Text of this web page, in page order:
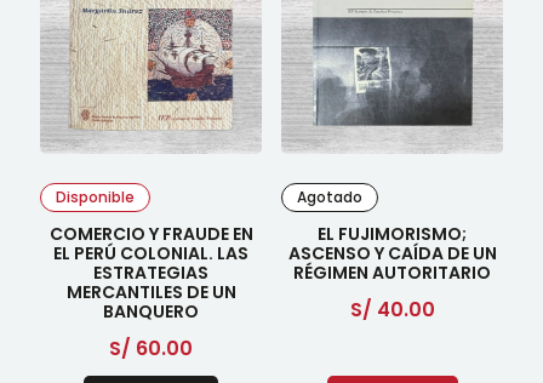
Disponible
COMERCIO Y FRAUDE EN
EL PERÚ COLONIAL. LAS
ESTRATEGIAS
MERCANTILES DE UN
BANQUERO
S/ 60.00
Agotado
EL FUJIMORISMO;
ASCENSO Y CAÍDA DE UN
RÉGIMEN AUTORITARIO
S/ 40.00